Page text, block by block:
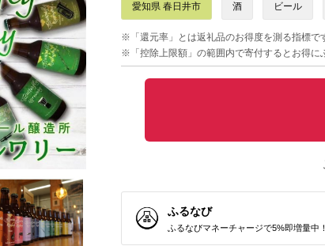
愛知県 春日井市 酒 ビール
※「還元率」とは返礼品のお得度を測る指標で
※「控除上限額」の範囲内で寄付するとお得に
ふるなび
ふるなびマネーチャージで5%即増量中！